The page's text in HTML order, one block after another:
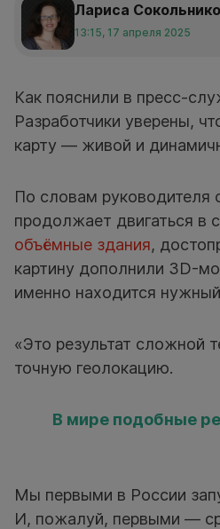
Лариса
13:15, 17 апреля 2025
Как пояснили в пресс-
Разработчики уверены,
карту — живой и
По словам руководителя
продолжает двигаться в
объёмные здания,
картину дополнили 3D-
именно находится
«Это результат сложной
точную геолокацию.
В мире подобные
Мы первыми в России
И, пожалуй, первыми —